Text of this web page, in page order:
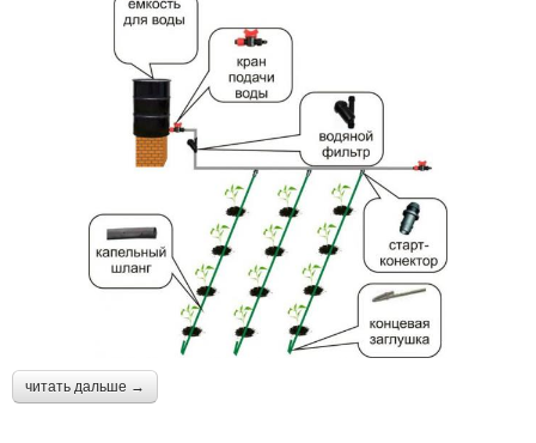
читать дальше →